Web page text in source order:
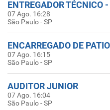
07 Ago. 16:28
São Paulo - SP
ENCARREGADO DE PATIO
07 Ago. 16:15
São Paulo - SP
AUDITOR JUNIOR
07 Ago. 16:04
São Paulo - SP